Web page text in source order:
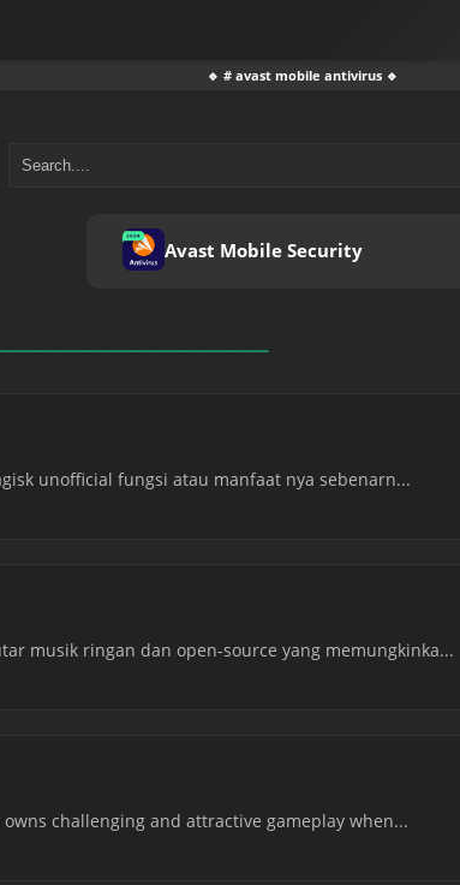
🔹 # avast mobile antivirus 🔹
Avast Mobile Security
unofficial fungsi atau manfaat nya sebenarn...
musik ringan dan open-source yang memungkinka...
challenging and attractive gameplay when...